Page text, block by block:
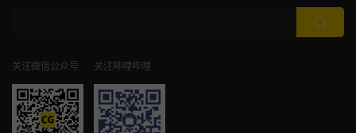
关注微信公众号 关注哔哩哔哩